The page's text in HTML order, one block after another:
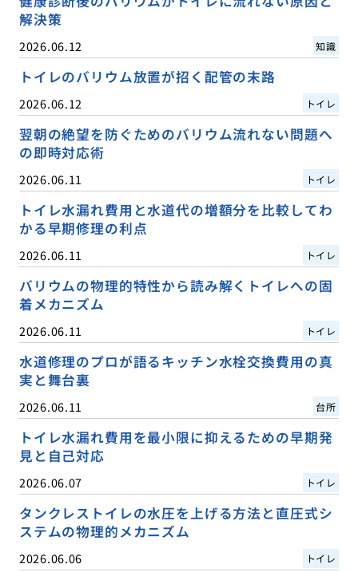
解決策
2026.06.12 知識
トイレのバリウム放置が招く配管の末路
2026.06.12 トイレ
翌朝の絶望を防ぐためのバリウム流れない問題へ
の即時対応術
2026.06.11 トイレ
トイレ水漏れ費用と水道代の増額分を比較してわ
かる早期修理の利点
2026.06.11 トイレ
バリウムの物理的特性から読み解くトイレへの固
着メカニズム
2026.06.11 トイレ
水道修理のプロが語るキッチン水栓交換費用の真
実と舞台裏
2026.06.11 台所
トイレ水漏れ費用を最小限に抑えるための早期発
見と自己対応
2026.06.07 トイレ
タンクレストイレの水圧を上げる方法と直圧式シ
ステムの物理的メカニズム
2026.06.06 トイレ